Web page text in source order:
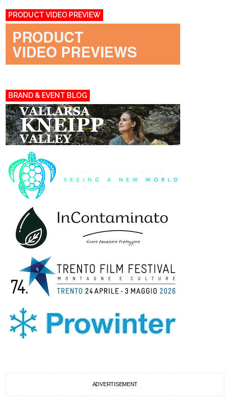
PRODUCT VIDEO PREVIEW
BRAND & EVENT BLOG
ADVERTISEMENT